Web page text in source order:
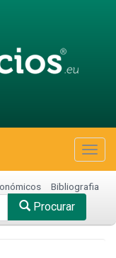
Bibliografia
Procurar